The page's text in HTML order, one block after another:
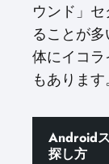
ウンド」
ることが
体にイコ
もあります。
Android
探し方